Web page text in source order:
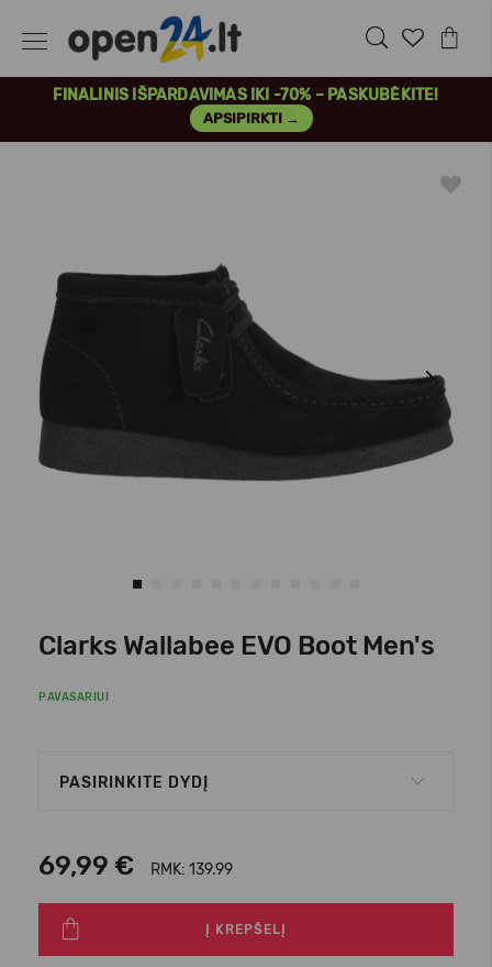
FINALINIS IŠPARDAVIMAS IKI -70% – PASKUBĖKITE!
APSIPIRKTI →
Next
Clarks Wallabee EVO Boot Men's
PAVASARIUI
PASIRINKITE DYDĮ
69,99 € RMK: 139.99
Į KREPŠELĮ